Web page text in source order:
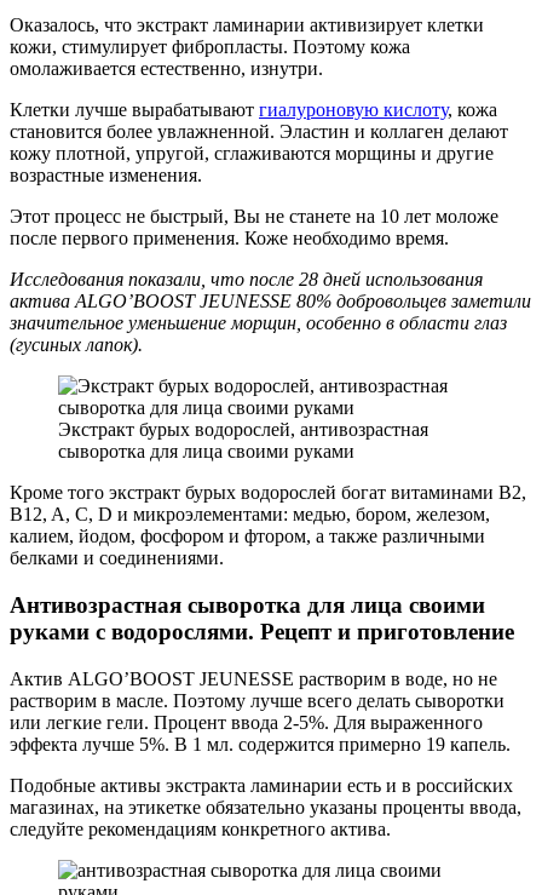
Оказалось, что экстракт ламинарии активизирует клетки
кожи, стимулирует фибропласты. Поэтому кожа
омолаживается естественно, изнутри.
Клетки лучше вырабатывают гиалуроновую кислоту, кожа
становится более увлажненной. Эластин и коллаген делают
кожу плотной, упругой, сглаживаются морщины и другие
возрастные изменения.
Этот процесс не быстрый, Вы не станете на 10 лет моложе
после первого применения. Коже необходимо время.
Исследования показали, что после 28 дней использования
актива ALGO’BOOST JEUNESSE 80% добровольцев заметили
значительное уменьшение морщин, особенно в области глаз
(гусиных лапок).
Экстракт бурых водорослей, антивозрастная
сыворотка для лица своими руками
Кроме того экстракт бурых водорослей богат витаминами B2,
B12, A, C, D и микроэлементами: медью, бором, железом,
калием, йодом, фосфором и фтором, а также различными
белками и соединениями.
Антивозрастная сыворотка для лица своими
руками с водорослями. Рецепт и приготовление
Актив ALGO’BOOST JEUNESSE растворим в воде, но не
растворим в масле. Поэтому лучше всего делать сыворотки
или легкие гели. Процент ввода 2-5%. Для выраженного
эффекта лучше 5%. В 1 мл. содержится примерно 19 капель.
Подобные активы экстракта ламинарии есть и в российских
магазинах, на этикетке обязательно указаны проценты ввода,
следуйте рекомендациям конкретного актива.